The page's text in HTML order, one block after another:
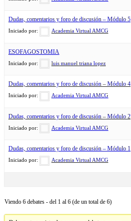
Dudas, comentarios y foro de discusión – Módulo 5
Iniciado por: Academia Virtual AMCG
ESOFAGOSTOMIA
Iniciado por: luis manuel triana lopez
Dudas, comentarios y foro de discusión – Módulo 4
Iniciado por: Academia Virtual AMCG
Dudas, comentarios y foro de discusión – Módulo 2
Iniciado por: Academia Virtual AMCG
Dudas, comentarios y foro de discusión – Módulo 1
Iniciado por: Academia Virtual AMCG
Viendo 6 debates - del 1 al 6 (de un total de 6)